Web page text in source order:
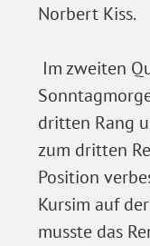
Norbert Kiss.
Im zweiten
dritten Rang
zum dritten
Position
Kursim auf
musste das